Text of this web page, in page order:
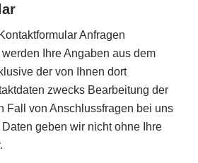
Anfragen
Ihre Angaben aus dem
der von Ihnen dort
zwecks Bearbeitung der
Fall von Anschlussfragen bei uns
geben wir nicht ohne Ihre